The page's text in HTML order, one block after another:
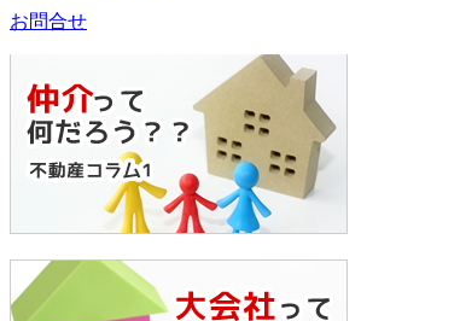
お問合せ